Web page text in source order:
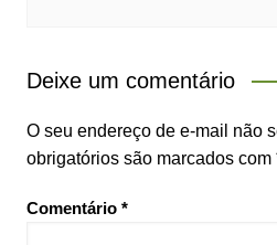
Deixe um comentário
O seu endereço de e-mail não
obrigatórios são marcados com
Comentário *